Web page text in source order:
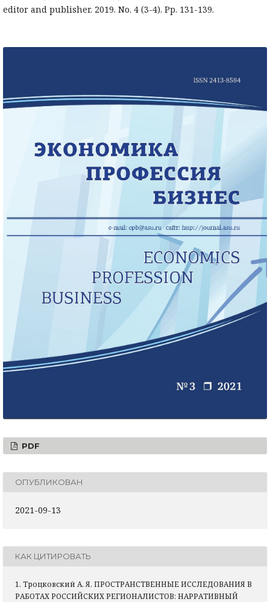
editor and publisher. 2019. No. 4 (3-4). Pp. 131-139.
PDF
ОПУБЛИКОВАН
2021-09-13
КАК ЦИТИРОВАТЬ
1. Троцковский А. Я. ПРОСТРАНСТВЕННЫЕ ИССЛЕДОВАНИЯ В
РАБОТАХ РОССИЙСКИХ РЕГИОНАЛИСТОВ: НАРРАТИВНЫЙ